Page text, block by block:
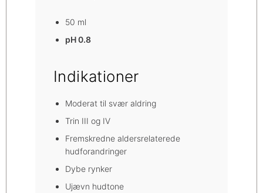
50 ml
pH 0.8
Indikationer
Moderat til svær aldring
Trin III og IV
Fremskredne aldersrelaterede
hudforandringer
Dybe rynker
Ujævn hudtone